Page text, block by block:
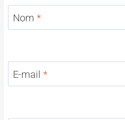
Nom *
E-mail *